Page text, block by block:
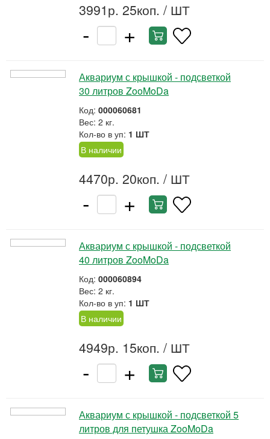
3991р. 25коп. / ШТ
- +
Аквариум с крышкой - подсветкой
30 литров ZooMoDa
Код: 000060681
Вес: 2 кг.
Кол-во в уп: 1 ШТ
В наличии
4470р. 20коп. / ШТ
- +
Аквариум с крышкой - подсветкой
40 литров ZooMoDa
Код: 000060894
Вес: 2 кг.
Кол-во в уп: 1 ШТ
В наличии
4949р. 15коп. / ШТ
- +
Аквариум с крышкой - подсветкой 5
литров для петушка ZooMoDa